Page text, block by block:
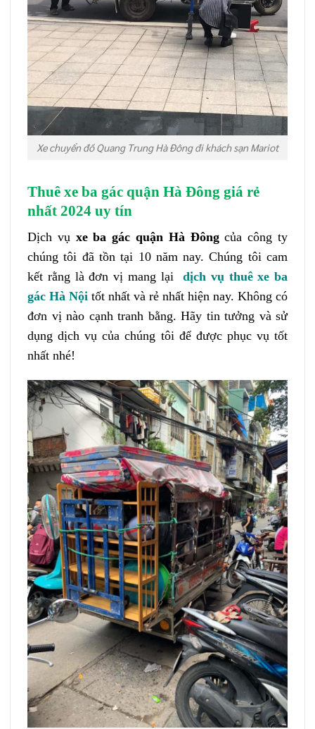
Xe chuyển đồ Quang Trung Hà Đông đi khách sạn Mariot
Thuê xe ba gác quận Hà Đông giá rẻ
nhất 2024 uy tín
Dịch vụ xe ba gác quận Hà Đôngcủa công ty
chúng tôi đã tồn tại 10 năm nay. Chúng tôi cam
kết rằng là đơn vị mang lại dịch vụ thuê xe ba
gác Hà Nội tốt nhất và rẻ nhất hiện nay. Không có
đơn vị nào cạnh tranh bằng. Hãy tin tưởng và sử
dụng dịch vụ của chúng tôi để được phục vụ tốt
nhất nhé!